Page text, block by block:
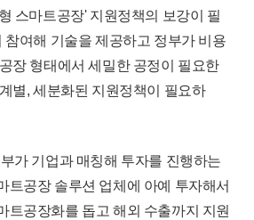
스마트공장' 지원정책의 보강이 필
참여해 기술을 제공하고 정부가 비용
장 형태에서 세밀한 공정이 필요한
별, 세분화된 지원정책이 필요하
가 기업과 매칭해 투자를 진행하는
트공장 솔루션 업체에 아예 투자해서
트공장화를 돕고 해외 수출까지 지원